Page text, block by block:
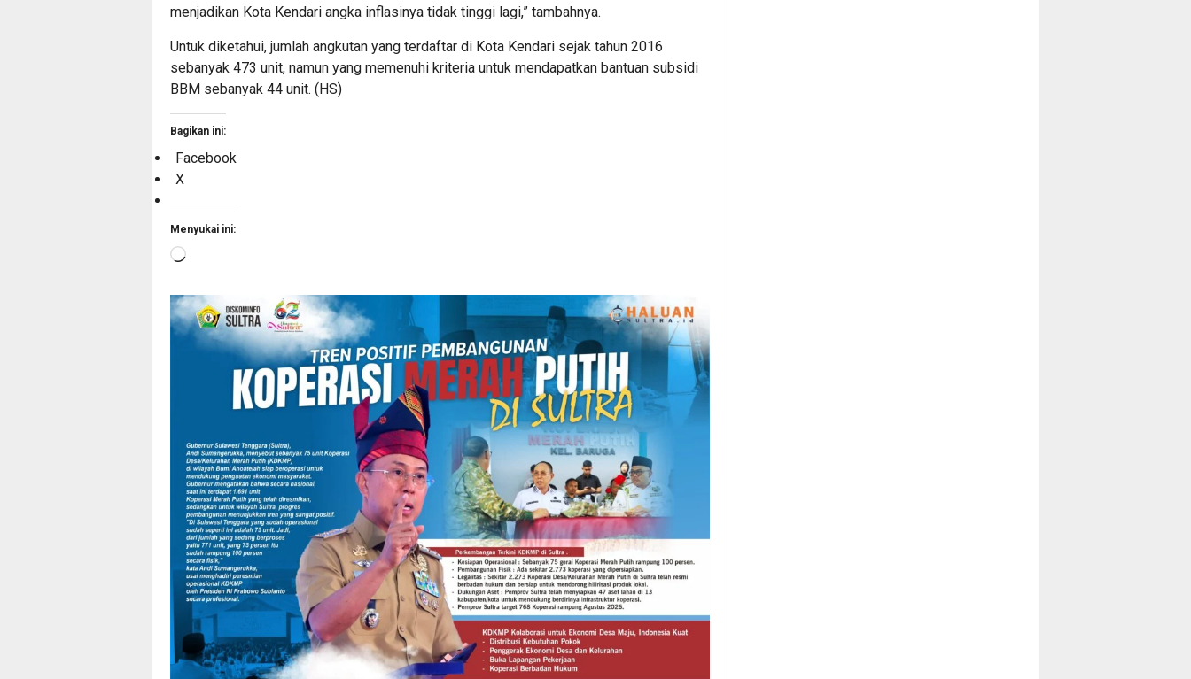
menjadikan Kota Kendari angka inflasinya tidak tinggi lagi,” tambahnya.
Untuk diketahui, jumlah angkutan yang terdaftar di Kota Kendari sejak tahun 2016
sebanyak 473 unit, namun yang memenuhi kriteria untuk mendapatkan bantuan subsidi
BBM sebanyak 44 unit. (HS)
Bagikan ini:
Facebook
X
Menyukai ini:
Memuat...